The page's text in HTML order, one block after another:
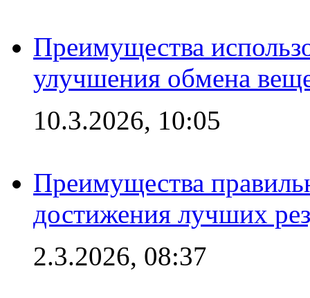
Преимущества
улучшения обмена
10.3.2026, 10:05
Преимущества
достижения лучших
2.3.2026, 08:37